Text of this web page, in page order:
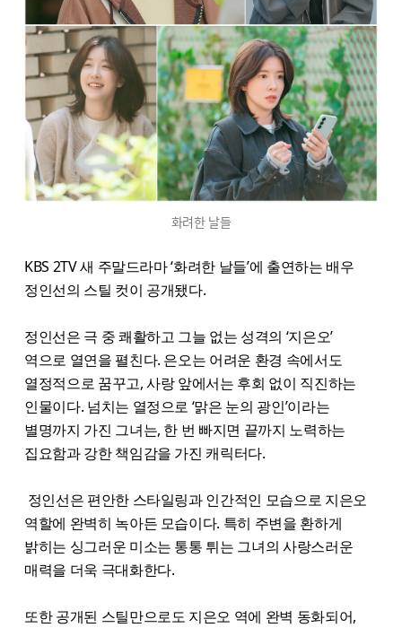
화려한 날들
KBS 2TV 새 주말드라마 ‘화려한 날들’에 출연하는 배우
정인선의 스틸 컷이 공개됐다.
정인선은 극 중 쾌활하고 그늘 없는 성격의 ‘지은오’
역으로 열연을 펼친다. 은오는 어려운 환경 속에서도
열정적으로 꿈꾸고, 사랑 앞에서는 후회 없이 직진하는
인물이다. 넘치는 열정으로 ‘맑은 눈의 광인’이라는
별명까지 가진 그녀는, 한 번 빠지면 끝까지 노력하는
집요함과 강한 책임감을 가진 캐릭터다.
정인선은 편안한 스타일링과 인간적인 모습으로 지은오
역할에 완벽히 녹아든 모습이다. 특히 주변을 환하게
밝히는 싱그러운 미소는 통통 튀는 그녀의 사랑스러운
매력을 더욱 극대화한다.
또한 공개된 스틸만으로도 지은오 역에 완벽 동화되어,